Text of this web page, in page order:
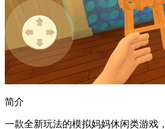
简介
一款全新玩法的模拟妈妈休闲类游戏